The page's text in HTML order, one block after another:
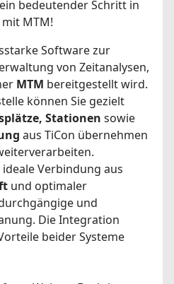
bedeutender Schritt in
MTM!
Software zur
von Zeitanalysen,
MTM bereitgestellt wird.
können Sie gezielt
Stationen sowie
aus TiCon übernehmen
Verbindung aus
und optimaler
und
Die Integration
beider Systeme